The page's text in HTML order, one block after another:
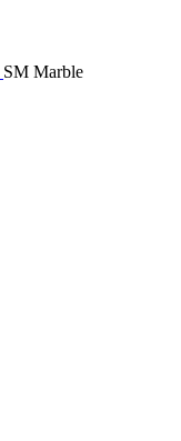
SM Marble